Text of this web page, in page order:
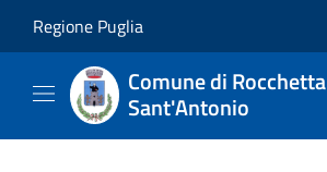
Regione Puglia
Comune di Rocchetta
Sant'Antonio